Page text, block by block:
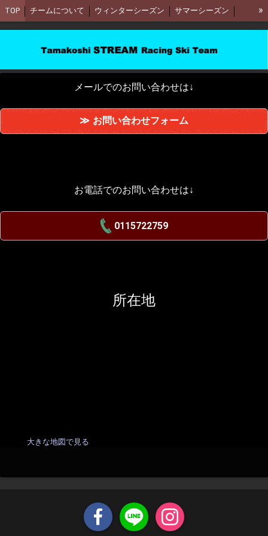
TOP チームについて ウィンターシーズン サマーシーズン
会費について コーチングスタッフ YouTube お問合わせ
»
メールでのお問い合わせは↓
お問い合わせフォーム
お電話でのお問い合わせは↓
0115722759
所在地
大きな地図で見る